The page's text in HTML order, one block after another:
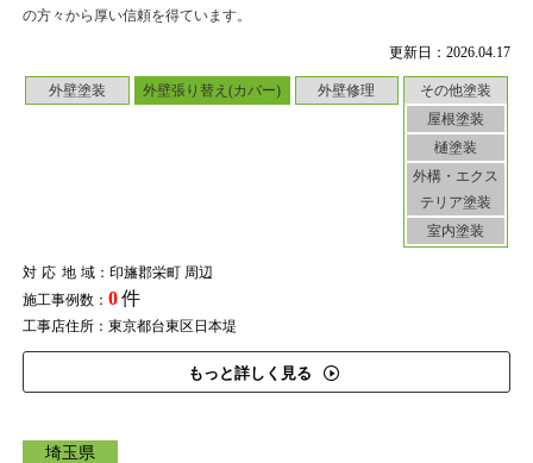
更新日：2026.04.17
外壁塗装 外壁張り替え(カバー) 外壁修理
その他塗装
屋根塗装
樋塗装
外構・エクス
テリア塗装
室内塗装
対応地域：印旛郡栄町 周辺
施工事例数： 0件
工事店住所：東京都台東区日本堤
もっと詳しく見る
の方々から厚い信頼を得ています。
埼玉県